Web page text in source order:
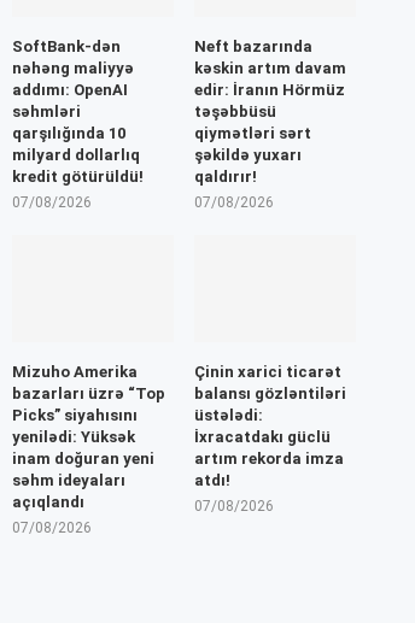
SoftBank-dən
nəhəng maliyyə
addımı: OpenAI
səhmləri
qarşılığında 10
milyard dollarlıq
kredit götürüldü!
07/08/2026
Neft bazarında
kəskin artım davam
edir: İranın Hörmüz
təşəbbüsü
qiymətləri sərt
şəkildə yuxarı
qaldırır!
07/08/2026
Mizuho Amerika
bazarları üzrə “Top
Picks” siyahısını
yenilədi: Yüksək
inam doğuran yeni
səhm ideyaları
açıqlandı
07/08/2026
Çinin xarici ticarət
balansı gözləntiləri
üstələdi:
İxracatdakı güclü
artım rekorda imza
atdı!
07/08/2026